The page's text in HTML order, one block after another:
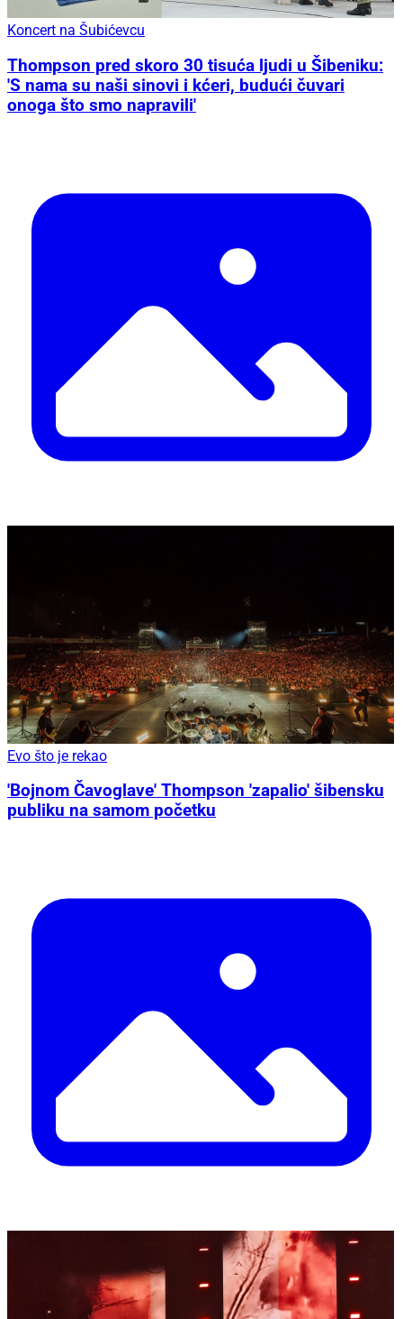
Koncert na Šubićevcu
Thompson pred skoro 30 tisuća ljudi u Šibeniku:
'S nama su naši sinovi i kćeri, budući čuvari
onoga što smo napravili'
Evo što je rekao
'Bojnom Čavoglave' Thompson 'zapalio' šibensku
publiku na samom početku